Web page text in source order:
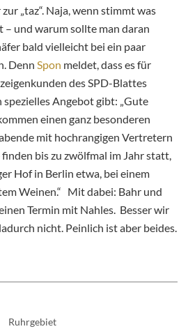
„taz“. Naja, wenn stimmt was
und warum sollte man daran
bald vielleicht bei ein paar
Denn Spon meldet, dass es für
des SPD-Blattes
Angebot gibt: „Gute
einen ganz besonderen
mit hochrangigen Vertretern
finden bis zu zwölfmal im Jahr statt,
Hof in Berlin etwa, bei einem
Weinen.“ Mit dabei: Bahr und
Termin mit Nahles. Besser wir
nicht. Peinlich ist aber beides.
Ruhrgebiet